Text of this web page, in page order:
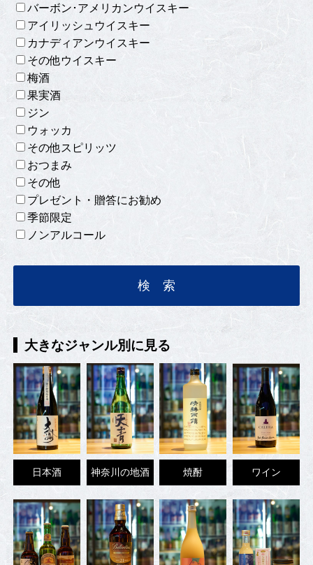
バーボン･アメリカンウイスキー
アイリッシュウイスキー
カナディアンウイスキー
その他ウイスキー
梅酒
果実酒
ジン
ウォッカ
その他スピリッツ
おつまみ
その他
プレゼント・贈答にお勧め
季節限定
ノンアルコール
大きなジャンル別に見る
日本酒 神奈川の地酒 焼酎 ワイン